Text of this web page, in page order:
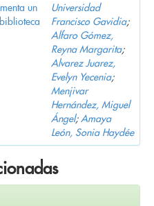
un
Universidad
Francisco Gavidia;
Alfaro Gómez,
Reyna Margarita;
Alvarez Juarez,
Evelyn Yecenia;
Menjivar
Hernández, Miguel
Ángel; Amaya
León, Sonia Haydée